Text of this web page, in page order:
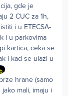
gde je
2 CUC za 1h,
i u ETECSA-
i u parkovima
kartica, ceka se
i kad se ulazi u
hrane (samo
mali, imaju i